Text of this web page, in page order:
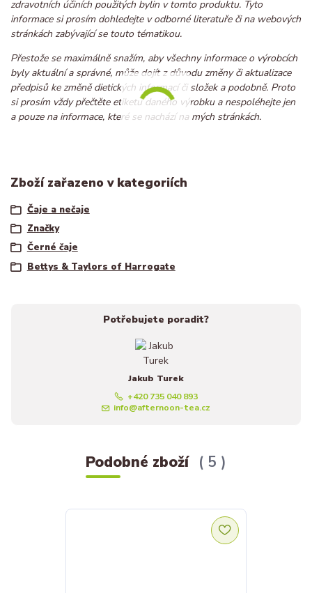
zdravotních účiních použitých bylin v tomto produktu. Tyto
informace si prosím dohledejte v odborné literatuře či na webových
stránkách zabývající se touto tématikou.
Přestože se maximálně snažím, aby všechny informace o výrobcích
byly aktuální a správné, může dojít z důvodu změny či aktualizace
předpisů ke změně dietických informací či složek a podobně. Proto
si prosím vždy přečtěte etiketu daného výrobku a nespoléhejte jen
a pouze na informace, které se nachází na mých stránkách.
Zboží zařazeno v kategoriích
Čaje a nečaje
Značky
Černé čaje
Bettys & Taylors of Harrogate
Potřebujete poradit?
Jakub Turek
+420 735 040 893
info@afternoon-tea.cz
Podobné zboží 5